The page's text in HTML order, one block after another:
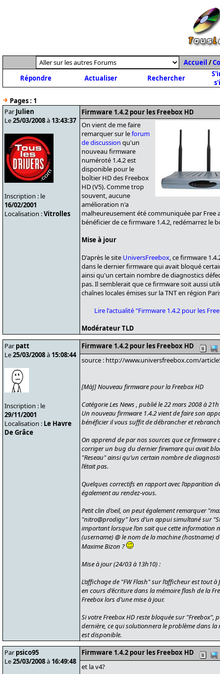
Accueil /
Répondre
Actualiser Rechercher
Pages : 1
Par Julien
Le25/03/2008à 13:43:37
Inscription : le
16/02/2001
Localisation :Vitrolles
Firmware 1.4.2 pour les Freebox HD
On vient de me faire
remarquer sur leforum
de discussion qu'un
nouveau firmware
numéroté 1.4.2 est
disponible pour le
boîtier HD des Freebox
HD (V5). Comme trop
souvent, aucune
amélioration n'a
malheureusement été communiquée par Free
bénéficier de ce firmware 1.4.2, redémarrez le
Mise à jour
D'après le site UniversFreebox, ce firmware
dans le dernier firmware qui avait bloqué
ainsi qu'un certain nombre de diagnostics
pas. Il semblerait que ce firmware soit aussi
chaînes locales émises sur la TNT en région
Lire l'actualité "Firmware 1.4.2 pour les
Modérateur TLD
Par patt
Le25/03/2008à 15:08:44
Inscription : le
29/11/2001
Localisation : Le Havre
De Grâce
Firmware 1.4.2 pour les Freebox HD
source : http://www.universfreebox.com/
[MàJ] Nouveau firmware pour la Freebox HD
Catégorie Les News , publié le 22 mars 2008 à
Un nouveau firmware 1.4.2 vient de faire son
bénéficier il vous suffit de débrancher et
On apprend de par nos sources que ce
corriger un bug du dernier firwmare qui avait
"Reseau" ainsi qu’un certain nombre de
l’était pas.
Quelques correctifs en rapport avec l’apparition
également au rendez-vous.
Petit clin d’oeil, on peut également remarquer
"nitro@prodigy" lors d’un appui simultané sur
important lorsque l’on sait que cette information
(username) @ le nom de la machine (hostname)
Maxime Bizon ?
Mise à jour (24/03 à 13h10) :
L’affichage de "FW Flash" sur l’afficheur est tout
en cours d’écriture dans la mémoire flash de la
Freebox lors d’une mise à jour.
Si votre Freebox HD reste bloquée sur "Freebox",
dernière, ce qui solutionnera le problème dans
est disponible.
Par psico95
Le25/03/2008à 16:49:48
Firmware 1.4.2 pour les Freebox HD
et la v4?